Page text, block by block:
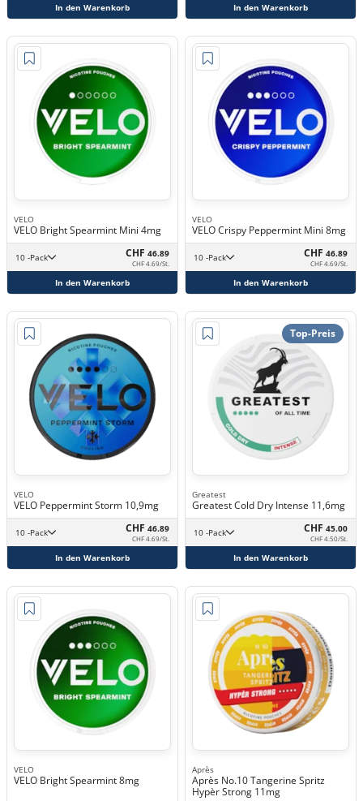
In den Warenkorb In den Warenkorb
VELO
VELO Bright Spearmint Mini 4mg
10 -Pack CHF 46.89
CHF 4.69/St.
In den Warenkorb
VELO
VELO Crispy Peppermint Mini 8mg
10 -Pack CHF 46.89
CHF 4.69/St.
In den Warenkorb
VELO
VELO Peppermint Storm 10,9mg
10 -Pack CHF 46.89
CHF 4.69/St.
In den Warenkorb
Top-Preis
Greatest
Greatest Cold Dry Intense 11,6mg
10 -Pack CHF 45.00
CHF 4.50/St.
In den Warenkorb
VELO
VELO Bright Spearmint 8mg
Après
Après No.10 Tangerine Spritz
Hypèr Strong 11mg